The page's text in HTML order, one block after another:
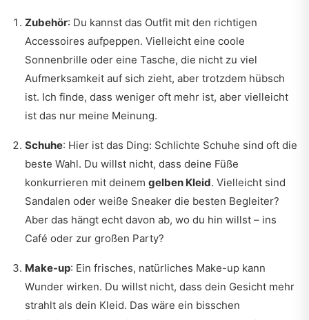
Zubehör: Du kannst das Outfit mit den richtigen
Accessoires aufpeppen. Vielleicht eine coole
Sonnenbrille oder eine Tasche, die nicht zu viel
Aufmerksamkeit auf sich zieht, aber trotzdem hübsch
ist. Ich finde, dass weniger oft mehr ist, aber vielleicht
ist das nur meine Meinung.
Schuhe: Hier ist das Ding: Schlichte Schuhe sind oft die
beste Wahl. Du willst nicht, dass deine Füße
konkurrieren mit deinem gelben Kleid. Vielleicht sind
Sandalen oder weiße Sneaker die besten Begleiter?
Aber das hängt echt davon ab, wo du hin willst – ins
Café oder zur großen Party?
Make-up: Ein frisches, natürliches Make-up kann
Wunder wirken. Du willst nicht, dass dein Gesicht mehr
strahlt als dein Kleid. Das wäre ein bisschen